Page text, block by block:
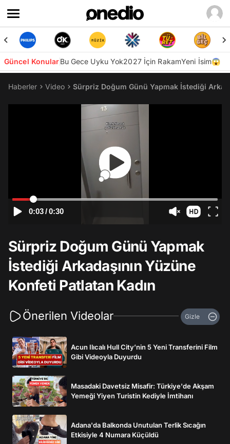
Güncel KonularBu Gece Uyku Yok2027 İçin RakamYeni İsim😱
Haberler Video Sürpriz Doğum Günü Yapmak İstediği
0:03/0:30
Sürpriz Doğum Günü Yapmak
İstediği Arkadaşının Yüzüne
Konfeti Patlatan Kadın
Önerilen Videolar Gizle
Acun Ilıcalı Hull City’nin 5 Yeni Transferini Film
Gibi Videoyla Duyurdu
Masadaki Davetsiz Misafir: Türkiye'de Akşam
Yemeği Yiyen Turistin Kediyle İmtihanı
Adana'da Balkonda Unutulan Terlik Sıcağın
Etkisiyle 4 Numara Küçüldü